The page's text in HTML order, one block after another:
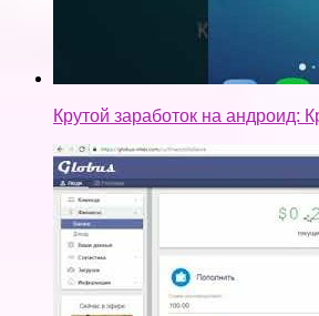
Крутой заработок на андроид: